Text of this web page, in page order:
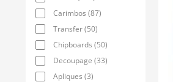
Carimbos (87)
Transfer(50)
Chipboards (50)
Decoupage (33)
Apliques (3)